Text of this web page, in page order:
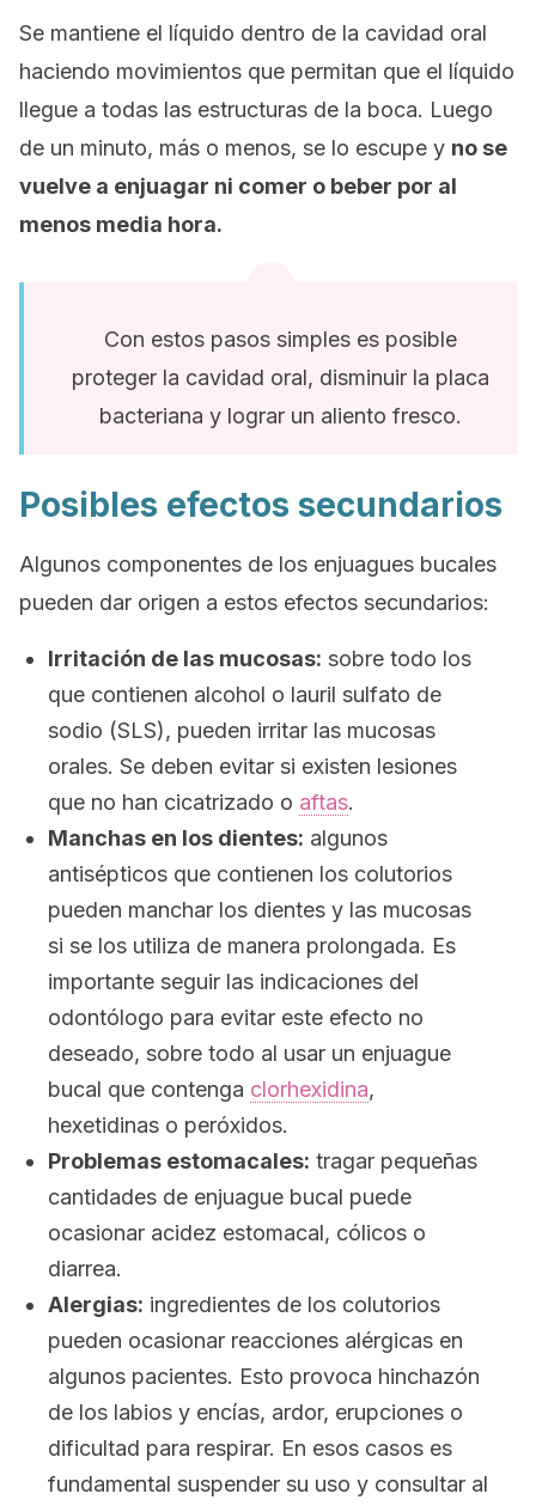
Se mantiene el líquido dentro de la cavidad oral
haciendo movimientos que permitan que el líquido
llegue a todas las estructuras de la boca. Luego
de un minuto, más o menos, se lo escupe y no se
vuelve a enjuagar ni comer o beber por al
menos media hora.
Con estos pasos simples es posible
proteger la cavidad oral, disminuir la placa
bacteriana y lograr un aliento fresco.
Posibles efectos secundarios
Algunos componentes de los enjuagues bucales
pueden dar origen a estos efectos secundarios:
Irritación de las mucosas: sobre todo los
que contienen alcohol o lauril sulfato de
sodio (SLS), pueden irritar las mucosas
orales. Se deben evitar si existen lesiones
que no han cicatrizado o aftas.
Manchas en los dientes: algunos
antisépticos que contienen los colutorios
pueden manchar los dientes y las mucosas
si se los utiliza de manera prolongada. Es
importante seguir las indicaciones del
odontólogo para evitar este efecto no
deseado, sobre todo al usar un enjuague
bucal que contenga clorhexidina,
hexetidinas o peróxidos.
Problemas estomacales: tragar pequeñas
cantidades de enjuague bucal puede
ocasionar acidez estomacal, cólicos o
diarrea.
Alergias: ingredientes de los colutorios
pueden ocasionar reacciones alérgicas en
algunos pacientes. Esto provoca hinchazón
de los labios y encías, ardor, erupciones o
dificultad para respirar. En esos casos es
fundamental suspender su uso y consultar al